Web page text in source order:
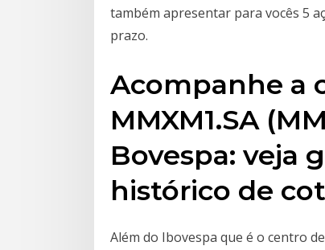
também apresentar para vocês 5
prazo.
Acompanhe a
MMXM1.SA
Bovespa: veja
histórico de
Além do Ibovespa que é o centro